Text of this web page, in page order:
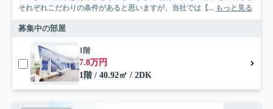
それぞれこだわりの条件があると思いますが、当社では【... もっと見る
募集中の部屋
1階
7.8万円
1階 / 40.92㎡ / 2DK